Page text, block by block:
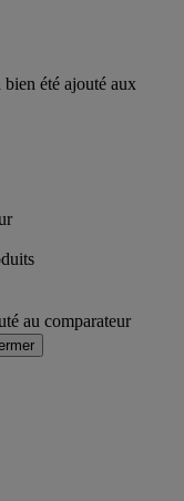
bien été ajouté aux
au comparateur